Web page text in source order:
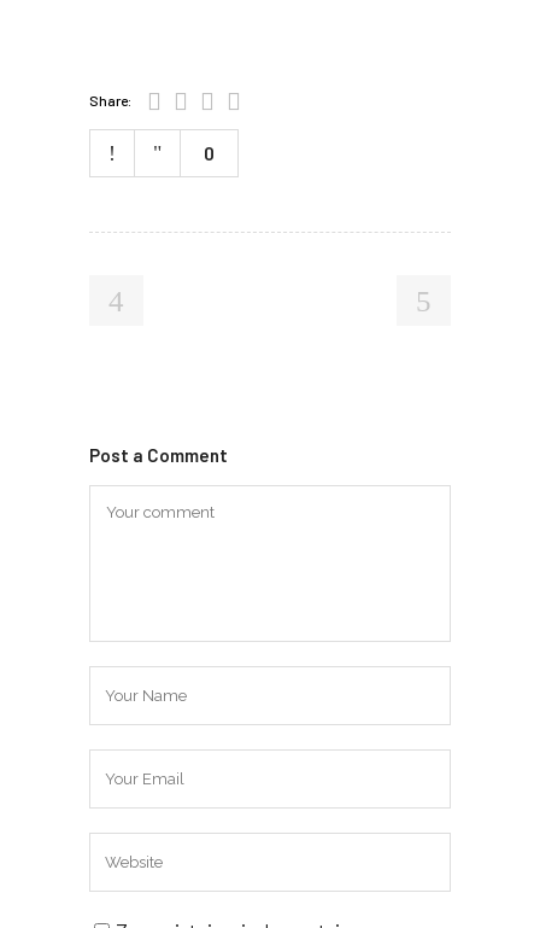
Share:
0
Post a Comment